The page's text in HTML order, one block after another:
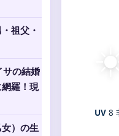
☀️
UV 8
祖父・
サの結婚
羅！現
）の生